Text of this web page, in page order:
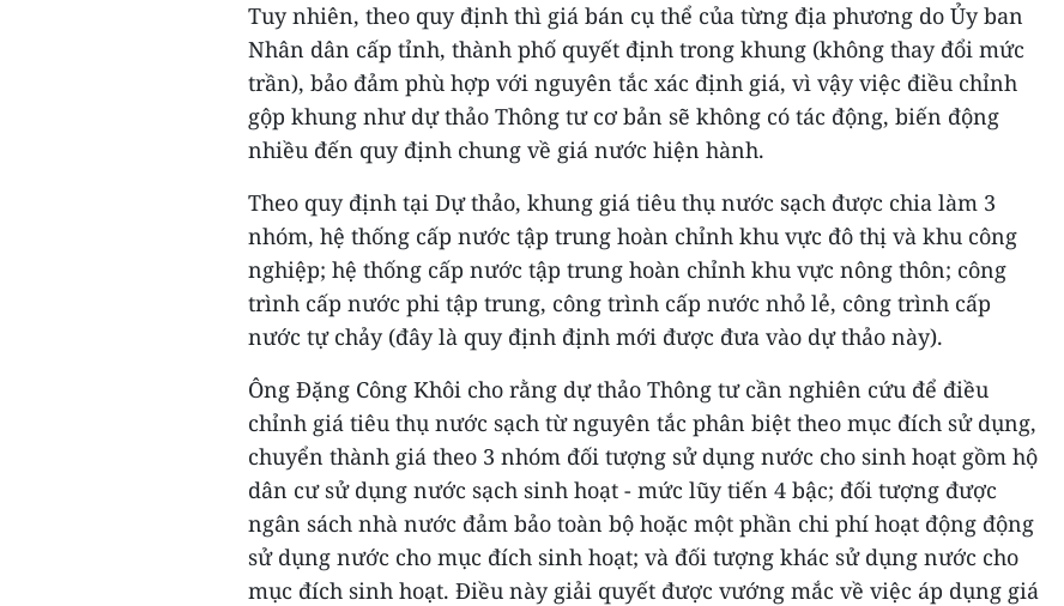
Tuy nhiên, theo quy định thì giá bán cụ thể của từng địa phương do Ủy ban
Nhân dân cấp tỉnh, thành phố quyết định trong khung (không thay đổi mức
trần), bảo đảm phù hợp với nguyên tắc xác định giá, vì vậy việc điều chỉnh
gộp khung như dự thảo Thông tư cơ bản sẽ không có tác động, biến động
nhiều đến quy định chung về giá nước hiện hành.
Theo quy định tại Dự thảo, khung giá tiêu thụ nước sạch được chia làm 3
nhóm, hệ thống cấp nước tập trung hoàn chỉnh khu vực đô thị và khu công
nghiệp; hệ thống cấp nước tập trung hoàn chỉnh khu vực nông thôn; công
trình cấp nước phi tập trung, công trình cấp nước nhỏ lẻ, công trình cấp
nước tự chảy (đây là quy định định mới được đưa vào dự thảo này).
Ông Đặng Công Khôi cho rằng dự thảo Thông tư cần nghiên cứu để điều
chỉnh giá tiêu thụ nước sạch từ nguyên tắc phân biệt theo mục đích sử dụng,
chuyển thành giá theo 3 nhóm đối tượng sử dụng nước cho sinh hoạt gồm hộ
dân cư sử dụng nước sạch sinh hoạt - mức lũy tiến 4 bậc; đối tượng được
ngân sách nhà nước đảm bảo toàn bộ hoặc một phần chi phí hoạt động động
sử dụng nước cho mục đích sinh hoạt; và đối tượng khác sử dụng nước cho
mục đích sinh hoạt. Điều này giải quyết được vướng mắc về việc áp dụng giá